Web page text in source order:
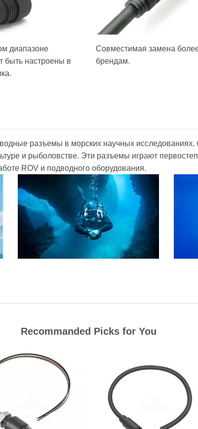
диапазоне
быть настроены в
Совместимая замена
брендам.
разъемы в морских научных
и рыболовстве. Эти разъемы играют
ROV и подводного оборудования.
Recommanded Picks for You